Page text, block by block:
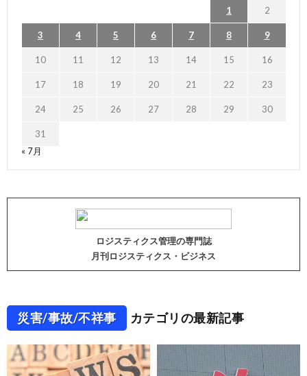
1 2
3 4 5 6 7 8 9
10 11 12 13 14 15 16
17 18 19 20 21 22 23
24 25 26 27 28 29 30
31
« 7月
ロジスティクス管理の専門誌
月刊ロジスティクス・ビジネス
災害/事故/不祥事 カテゴリの最新記事